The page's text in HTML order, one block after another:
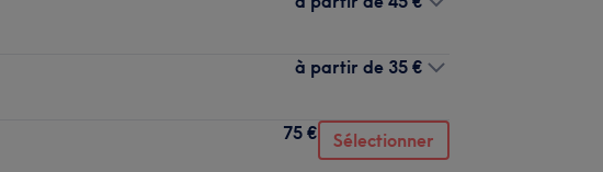
à partir de 35 €
75 € Sélectionner